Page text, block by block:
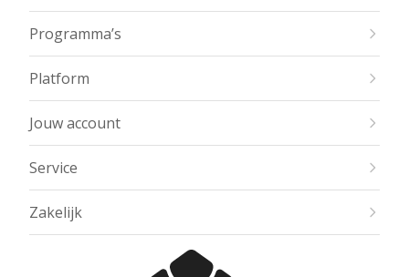
Programma’s
Platform
Jouw account
Service
Zakelijk